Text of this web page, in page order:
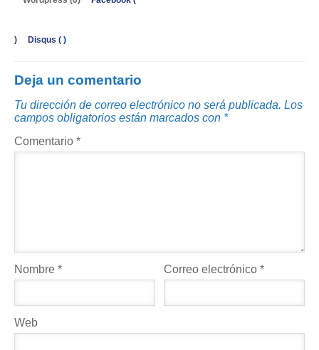
) Disqus ( )
Deja un comentario
Tu dirección de correo electrónico no será publicada. Los
campos obligatorios están marcados con *
Comentario *
Nombre * Correo electrónico*
Web